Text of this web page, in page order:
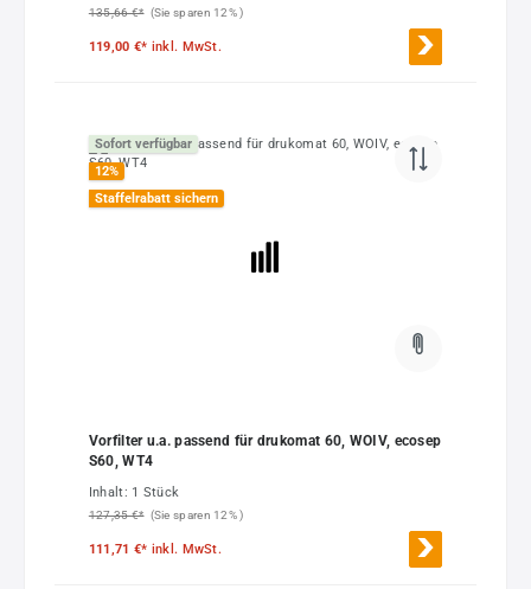
135,66 €* (Sie sparen 12% )
119,00 €* inkl. MwSt.
Sofort verfügbar
12%
Staffelrabatt sichern
Vorfilter u.a. passend für drukomat 60, WOIV, ecosep
S60, WT4
Inhalt: 1 Stück
127,35 €* (Sie sparen 12% )
111,71 €* inkl. MwSt.